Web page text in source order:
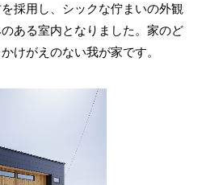
採用し、シックな佇まいの外観
ある室内となりました。家のど
けがえのない我が家です。